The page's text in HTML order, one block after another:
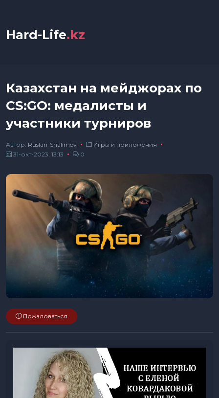
Hard-Life.kz
Казахстан на мейджорах по
CS:GO: медалисты и
участники турниров
Автор: Ruslan-Shalimov
Игры и приложения
31-окт-2023, 13:13
0
Пожаловаться